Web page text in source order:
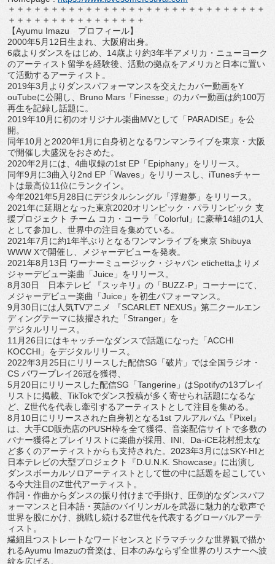
＋＋＋＋＋＋＋＋＋＋＋＋＋＋＋＋＋＋＋＋＋＋＋＋＋＋＋＋＋＋
＋＋＋＋＋＋＋＋＋＋＋＋＋＋＋＋
【Ayumu Imazu プロフィール】
2000年5月12日生まれ、大阪府出身。
6歳よりダンスをはじめ、14歳より約3年半アメリカ・ ニューヨーク
のアーティスト留学を経験後、 活動の拠点をアメリカと日本に置い
て活動するアーティスト。
2019年3月よりダンスパフォーマンスを交えたカバー動画をY
ouTubeに公開し、Bruno Mars「Finesse」 のカバー動画は約100万
再生を記録し話題に。
2019年10月に初のオリジナル楽曲MVとして「PARADISE」を公
開。
同年10月と2020年1月に自身初となるワンマンライブを東京 ・大阪
で開催し大盛況をおさめた。
2020年2月には、4曲収録の1st EP「Epiphany」をリリース。
同年9月に3曲入り2nd EP「Waves」をリリースし、 iTunesチャー
トは最高位11位にランクイン。
今年2021年5月28日にデジタルシングル「浮遊夢」 をリリース。
2021年に延期となった東京2020オリンピック・ パラリンピック 支
援プロジェクト チーム コカ・コーラ「Colorful」 に豪華14組の1人
として参加し、世界中の注目を集めている。
2021年7月に約1年半ぶりとなるワンマンライブを東京 Shibuya
WWW Xで開催し、メジャーデビューを発表。
2021年8月13日 ワーナーミュージック・ジャパン etichettaよりメ
ジャーデビュー楽曲「Juice」 をリリース。
8月30日 日本テレビ 『スッキリ』の「BUZZ-P」コーナーにて、
メジャーデビュー楽曲「Juice」を初生パフォーマンス。
9月30日には人気TVアニメ 『SCARLET NEXUS』第二クールエン
ディングテーマに抜擢された「Stranger」を
デジタルリリース。
11月26日にはキャッチーなダンスで話題になった「ACCHI
KOCCHI」をデジタルリリース。
2022年3月25日にリリースした配信SG「破片」 では全国ラジオ・
CS パワープレイ26冠を獲得、
5月20日にリリースした配信SG「Tangerine」 はSpotifyの13プレイ
リストに掲載、 TikTokでダンス投稿が多く寄せられ話題になるな
ど、 Z世代を代表し牽引するアーティストとして注目を集める。
8月10日にリリースされた自身初となる1st フルアルバム『Pixel』
は、 大手CD販売店のPUSH枠を全て獲得、 音楽配信サイトで多数の
バナー獲得とプレイリストに楽曲が採用、 INI、Da-iCE花村想太な
ど多くのアーティストからも支持された。 2023年3月にはSKY-HIと
日本テレビの大型プロジェクト『D.U.N.K. Showcase』に出演し
ダンスボーカルソロアーティストとして世の中に話題を起こしてい
る今大注目のZ世代アーティスト。
作詞・作曲からダンスの振り付けまで手掛け、 圧倒的なダンスパフ
ォーマンスと日本語・ 英語のバイリンガルを武器に魅力的な歌声で
世界を股にかけ、 挑戦し続けるZ世代を代表するグローバルアーテ
ィスト。
繊細且つストレートなワードセンスとドラマチックな世界観で描か
れるAyumu Imazuの音楽は、
日本のみならず全世界のリスナーへ波
紋を広げる。